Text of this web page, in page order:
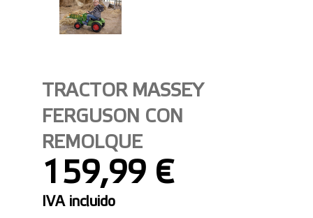
TRACTOR MASSEY
FERGUSON CON
REMOLQUE
159,99 €
IVA incluido